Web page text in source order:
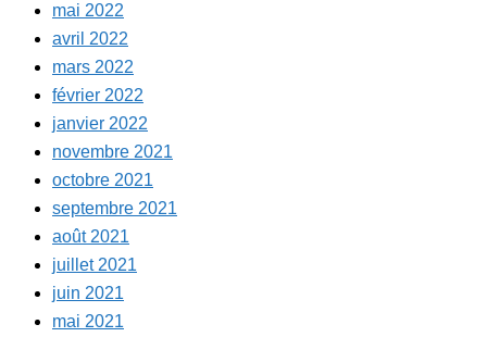
mai 2022
avril 2022
mars 2022
février 2022
janvier 2022
novembre 2021
octobre 2021
septembre 2021
août 2021
juillet 2021
juin 2021
mai 2021